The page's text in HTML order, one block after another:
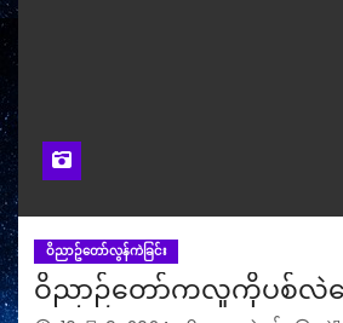
ဝိညာဥ်တော်လွန်ကဲခြင်း
ဝိညာဉ်တော်ကလူကိုပစ်လဲ